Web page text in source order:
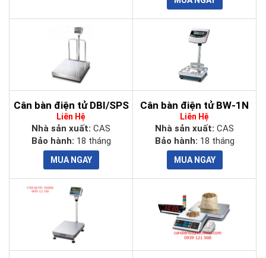
Cân bàn điện tử DBI/SPS
Liên Hệ
Nhà sản xuất: CAS
Bảo hành: 18 tháng
Cân bàn điện tử BW-1N
Liên Hệ
Nhà sản xuất: CAS
Bảo hành: 18 tháng